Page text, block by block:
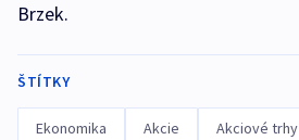
Brzek.
ŠTÍTKY
Ekonomika Akcie Akciové trhy